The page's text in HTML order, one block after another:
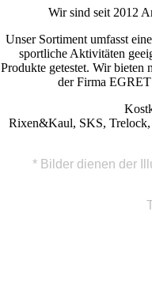
Wir sind seit 2012
Unser Sortiment umfasst
sportliche Aktivitäten
Produkte getestet. Wir bieten
der Firma
Rixen&Kaul, SKS, Trelock,
* Bilder dienen der